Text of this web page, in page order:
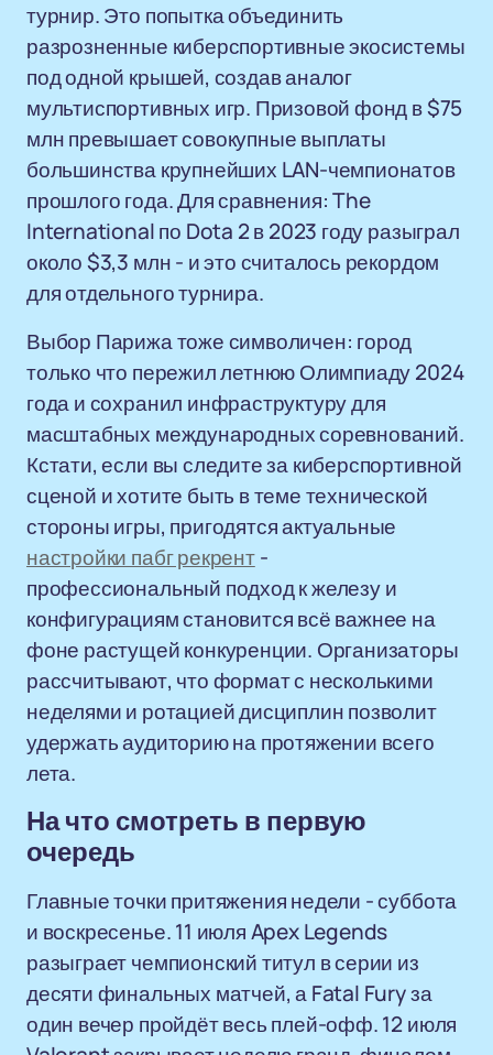
турнир. Это попытка объединить
разрозненные киберспортивные экосистемы
под одной крышей, создав аналог
мультиспортивных игр. Призовой фонд в $75
млн превышает совокупные выплаты
большинства крупнейших LAN-чемпионатов
прошлого года. Для сравнения: The
International по Dota 2 в 2023 году разыграл
около $3,3 млн - и это считалось рекордом
для отдельного турнира.
Выбор Парижа тоже символичен: город
только что пережил летнюю Олимпиаду 2024
года и сохранил инфраструктуру для
масштабных международных соревнований.
Кстати, если вы следите за киберспортивной
сценой и хотите быть в теме технической
стороны игры, пригодятся актуальные
настройки пабг рекрент-
профессиональный подход к железу и
конфигурациям становится всё важнее на
фоне растущей конкуренции. Организаторы
рассчитывают, что формат с несколькими
неделями и ротацией дисциплин позволит
удержать аудиторию на протяжении всего
лета.
На что смотреть в первую
очередь
Главные точки притяжения недели - суббота
и воскресенье. 11 июля Apex Legends
разыграет чемпионский титул в серии из
десяти финальных матчей, а Fatal Fury за
один вечер пройдёт весь плей-офф. 12 июля